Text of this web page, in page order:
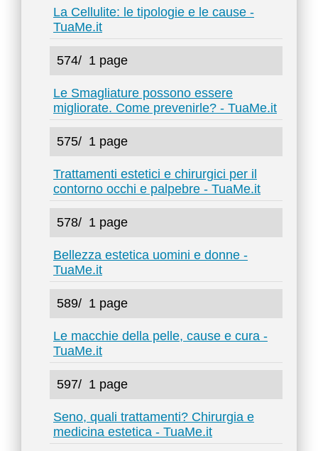
La Cellulite: le tipologie e le cause -
TuaMe.it
574/ 1 page
Le Smagliature possono essere
migliorate. Come prevenirle? - TuaMe.it
575/ 1 page
Trattamenti estetici e chirurgici per il
contorno occhi e palpebre - TuaMe.it
578/ 1 page
Bellezza estetica uomini e donne -
TuaMe.it
589/ 1 page
Le macchie della pelle, cause e cura -
TuaMe.it
597/ 1 page
Seno, quali trattamenti? Chirurgia e
medicina estetica - TuaMe.it